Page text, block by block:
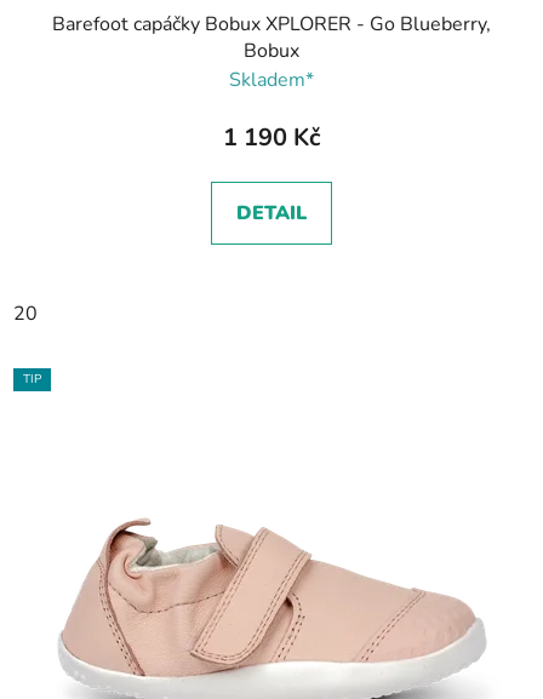
Barefoot capáčky Bobux XPLORER - Go Blueberry,
Bobux
Skladem*
1 190 Kč
DETAIL
20
TIP